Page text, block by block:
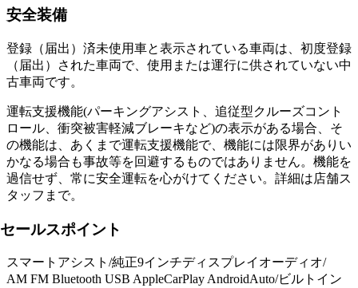
安全装備
登録（届出）済未使用車と表示されている車両は、初度登録
（届出）された車両で、使用または運行に供されていない中
古車両です。
運転支援機能(パーキングアシスト、追従型クルーズコント
ロール、衝突被害軽減ブレーキなど)の表示がある場合、そ
の機能は、あくまで運転支援機能で、機能には限界がありい
かなる場合も事故等を回避するものではありません。機能を
過信せず、常に安全運転を心がけてください。詳細は店舗ス
タッフまで。
セールスポイント
スマートアシスト/純正9インチディスプレイオーディオ/
AM FM Bluetooth USB AppleCarPlay AndroidAuto/ビルトイン